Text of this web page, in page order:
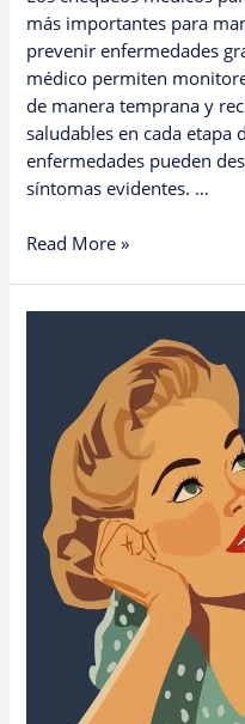
más importantes para
prevenir enfermedades
médico permiten
de manera temprana y
saludables en cada etapa
enfermedades pueden
síntomas evidentes. …
Read More »
Important
for
Long-
Term
Health